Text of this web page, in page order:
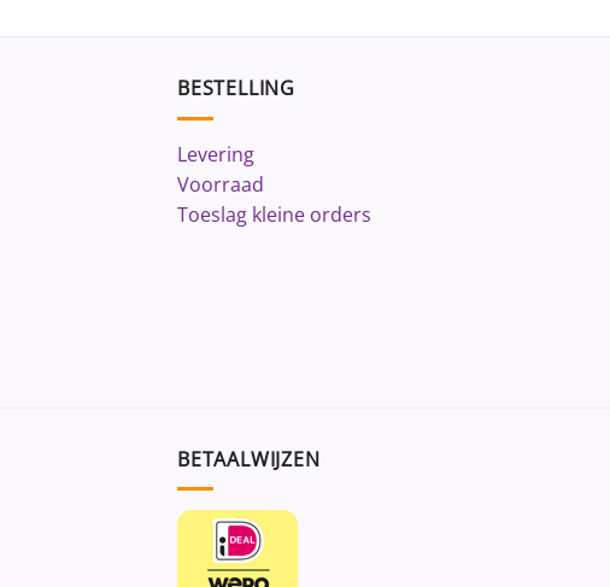
BESTELLING
Levering
Voorraad
Toeslag kleine orders
BETAALWIJZEN